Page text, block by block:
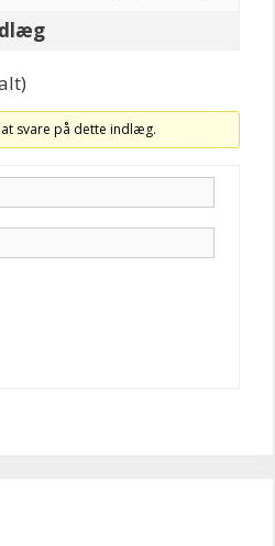
svare på dette indlæg.